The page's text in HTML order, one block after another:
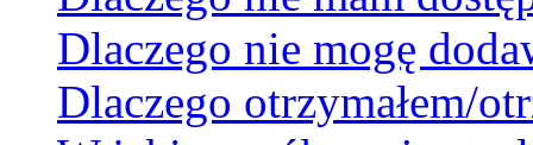
Dlaczego nie mogę
Dlaczego otrzymałem/